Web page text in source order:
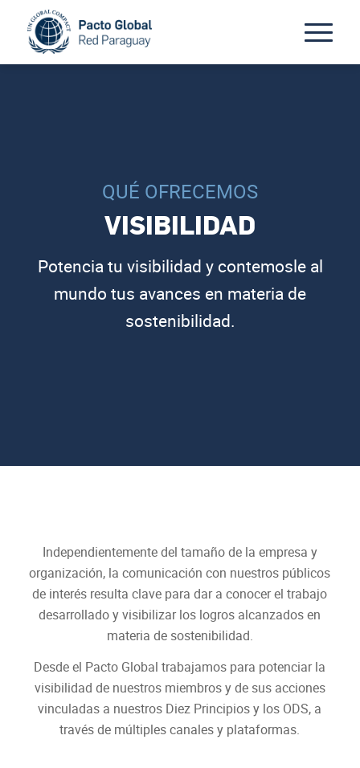
QUÉ OFRECEMOS
VISIBILIDAD
Potencia tu visibilidad y contemosle al
mundo tus avances en materia de
sostenibilidad.
Independientemente del tamaño de la empresa y
organización, la comunicación con nuestros públicos
de interés resulta clave para dar a conocer el trabajo
desarrollado y visibilizar los logros alcanzados en
materia de sostenibilidad.
Desde el Pacto Global trabajamos para potenciar la
visibilidad de nuestros miembros y de sus acciones
vinculadas a nuestros Diez Principios y los ODS, a
través de múltiples canales y plataformas.